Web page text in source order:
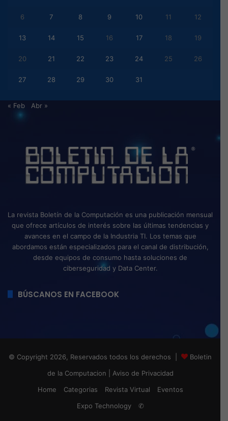
6 7 8 9 10 11 12
13 14 15 16 17 18 19
20 21 22 23 24 25 26
27 28 29 30 31
« Feb Abr »
La revista Boletín de la Computación es una publicación mensual
que ofrece artículos de interés sobre las últimas tendencias y
avances en el campo de la Industria TI. Los temas que
abordamos están especializados para el canal de distribución,
desde equipos de consumo hasta soluciones de
ciberseguridad y Data Center.
BÚSCANOS EN FACEBOOK
© Copyright 2026, Reservados todos los derechos |
Boletin
de la Computacion
Aviso de Privacidad
Home
Categorias Revista Virtual
Eventos
Expo Technology
✆